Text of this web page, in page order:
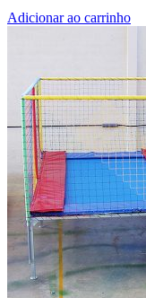
Adicionar ao carrinho